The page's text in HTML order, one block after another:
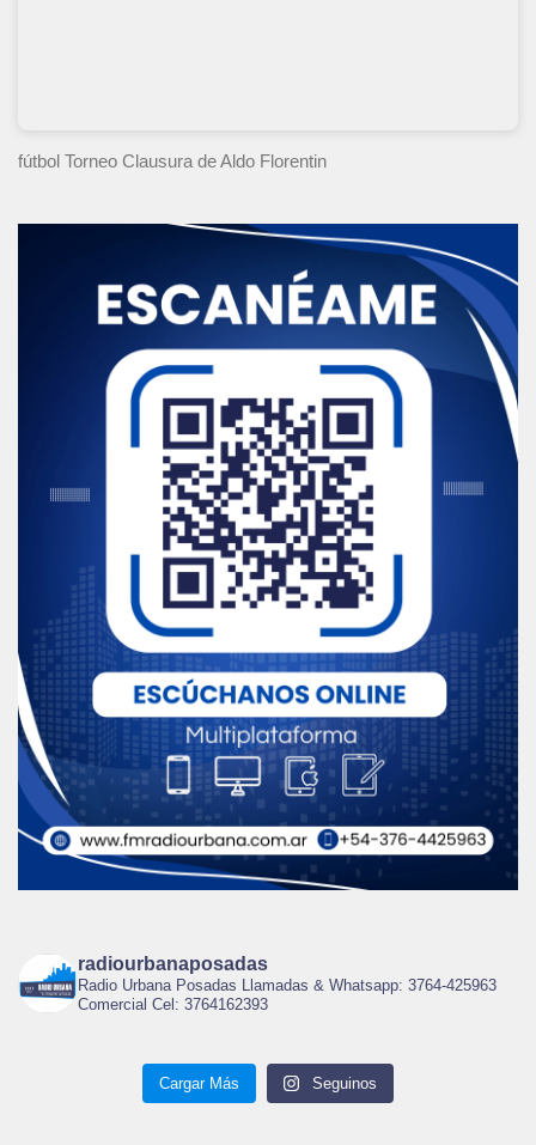
fútbol Torneo Clausura de Aldo Florentin
radiourbanaposadas
Radio Urbana Posadas Llamadas & Whatsapp: 3764-425963
Comercial Cel: 3764162393
Cargar Más Seguinos